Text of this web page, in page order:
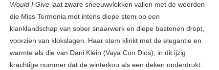
Would I Give laat zware sneeuwvlokken vallen met de woorden
die Miss Termonia met intens diepe stem op een
klanklandschap van sober snaarwerk en diepe bastonen dropt,
voorzien van klokslagen. Haar stem klinkt met de elegantie en
warmte als die van Dani Klein (Vaya Con Dios), in dit ijzig
krachtige nummer dat de winterkou als een deken onderdrukt.